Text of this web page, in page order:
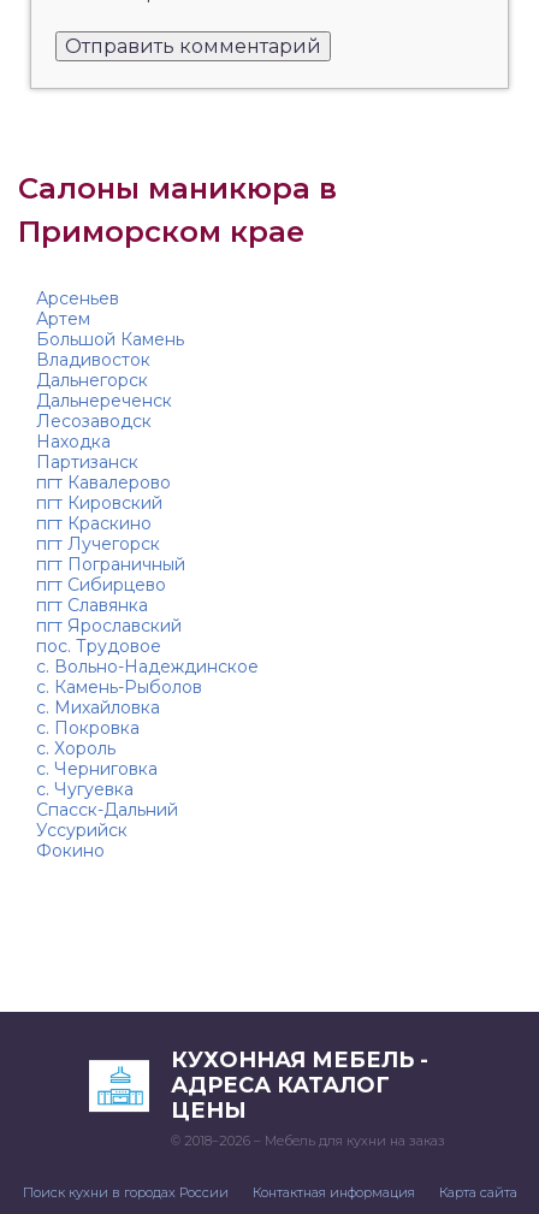
Салоны маникюра в
Приморском крае
Арсеньев
Артем
Большой Камень
Владивосток
Дальнегорск
Дальнереченск
Лесозаводск
Находка
Партизанск
пгт Кавалерово
пгт Кировский
пгт Краскино
пгт Лучегорск
пгт Пограничный
пгт Сибирцево
пгт Славянка
пгт Ярославский
пос. Трудовое
с. Вольно-Надеждинское
с. Камень-Рыболов
с. Михайловка
с. Покровка
с. Хороль
с. Черниговка
с. Чугуевка
Спасск-Дальний
Уссурийск
Фокино
КУХОННАЯ МЕБЕЛЬ -
АДРЕСА КАТАЛОГ
ЦЕНЫ
© 2018–2026 – Мебель для кухни на заказ
Поиск кухни в городах России Контактная информация Карта сайта